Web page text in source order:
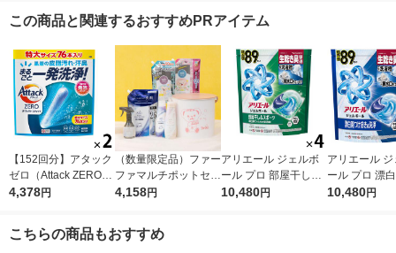
この商品と関連するおすすめPRアイテム
【152回分】アタック
ゼロ（Attack ZERO）
パーフェクトスティッ
剤 花王
4,378円
（数量限定品）ファー
ファマルチポットセッ
ト 1個 衣料用洗濯洗
4,158円
アリエール ジェルボ
ール プロ 部屋干し＆
スポーツ 部屋干しで
10,480円
アリエール
ール プロ 漂
おき級洗浄
10,480円
こちらの商品もおすすめ